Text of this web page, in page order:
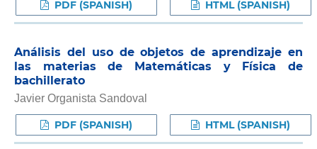
PDF (SPANISH) HTML (SPANISH)
Análisis del uso de objetos de aprendizaje en
las materias de Matemáticas y Física de
bachillerato
Javier Organista Sandoval
PDF (SPANISH) HTML (SPANISH)